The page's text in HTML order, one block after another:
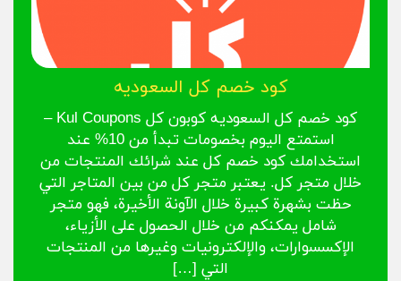
كود خصم كل السعوديه
كود خصم كل السعوديه كوبون كل Kul Coupons –
استمتع اليوم بخصومات تبدأ من 10% عند
استخدامك كود خصم كل عند شرائك المنتجات من
خلال متجر كل. يعتبر متجر كل من بين المتاجر التي
حظت بشهرة كبيرة خلال الآونة الأخيرة، فهو متجر
شامل يمكنكم من خلال الحصول على الأزياء،
الإكسسوارات، والإلكترونيات وغيرها من المنتجات
التي […]